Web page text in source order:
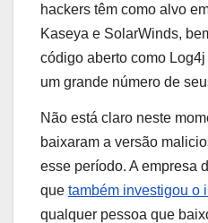
hackers têm como alvo
Kaseya e SolarWinds,
código aberto como
um grande número de
Não está claro neste
baixaram a versão
esse período. A empresa
que também investigou o
qualquer pessoa que